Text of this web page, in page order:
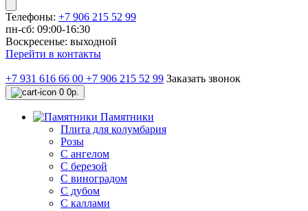
Телефоны: +7 906 215 52 99
пн-сб: 09:00-16:30
Воскресенье: выходной
Перейти в контакты
+7 931 616 66 00 +7 906 215 52 99 Заказать звонок
0 0р.
Памятники
Плита для колумбария
Розы
C ангелом
C березой
С виноградом
С дубом
С каллами